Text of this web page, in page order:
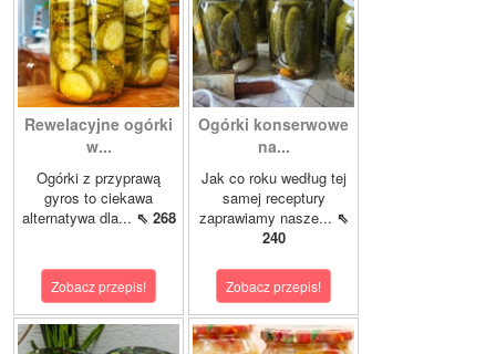
Rewelacyjne ogórki
w...
Ogórki z przyprawą
gyros to ciekawa
alternatywa dla... ⇖ 268
Zobacz przepis!
Ogórki konserwowe
na...
Jak co roku według tej
samej receptury
zaprawiamy nasze... ⇖
240
Zobacz przepis!